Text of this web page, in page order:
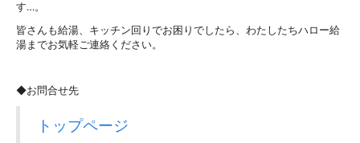
す…。
皆さんも給湯、キッチン回りでお困りでしたら、わたしたちハロー給
湯までお気軽ご連絡ください。
◆お問合せ先
トップページ